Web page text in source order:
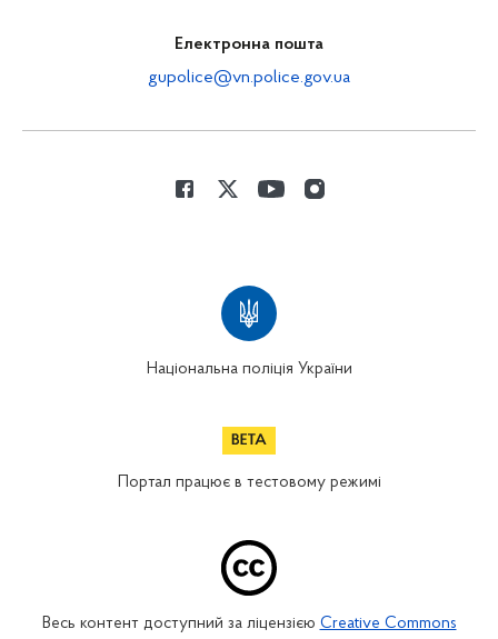
Електронна пошта
gupolice@vn.police.gov.ua
Національна поліція України
Портал працює в тестовому режимі
Весь контент доступний за ліцензією Creative Commons